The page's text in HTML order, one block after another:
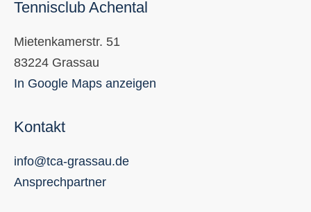
Tennisclub Achental
Mietenkamerstr. 51
83224 Grassau
In Google Maps anzeigen
Kontakt
info@tca-grassau.de
Ansprechpartner